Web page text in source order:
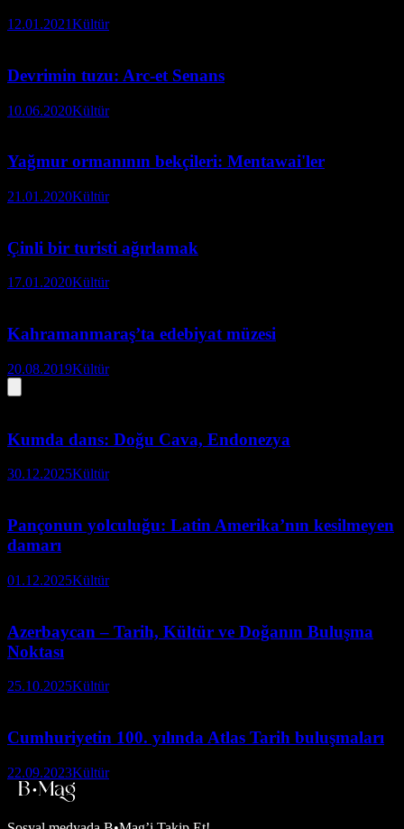
12.01.2021Kültür
Devrimin tuzu: Arc-et Senans
10.06.2020Kültür
Yağmur ormanının bekçileri: Mentawai'ler
21.01.2020Kültür
Çinli bir turisti ağırlamak
17.01.2020Kültür
Kahramanmaraş’ta edebiyat müzesi
20.08.2019Kültür
Kumda dans: Doğu Cava, Endonezya
30.12.2025Kültür
Pançonun yolculuğu: Latin Amerika’nın kesilmeyen
damarı
01.12.2025Kültür
Azerbaycan – Tarih, Kültür ve Doğanın Buluşma
Noktası
25.10.2025Kültür
Cumhuriyetin 100. yılında Atlas Tarih buluşmaları
22.09.2023Kültür